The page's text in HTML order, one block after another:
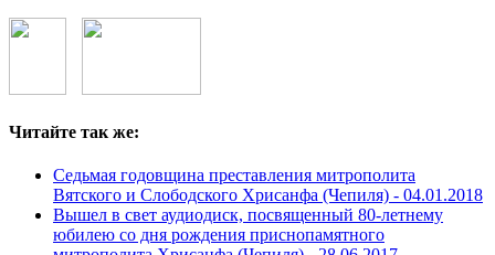
Читайте так же:
Седьмая годовщина преставления митрополита
Вятского и Слободского Хрисанфа (Чепиля) - 04.01.2018
Вышел в свет аудиодиск, посвященный 80-летнему
юбилею со дня рождения приснопамятного